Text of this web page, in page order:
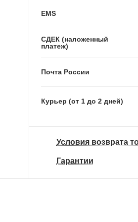
EMS
СДЕК (наложенный
платеж)
Почта России
Курьер (от 1 до 2 дней)
Условия возврата
Гарантии